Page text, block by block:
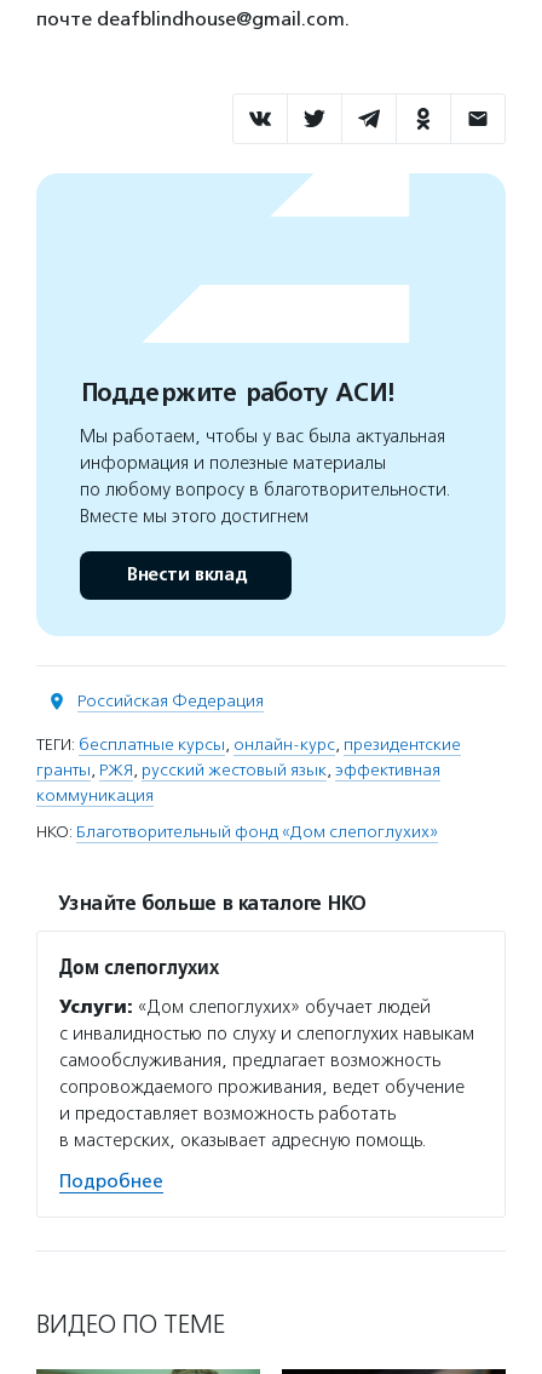
почте deafblindhouse@gmail.com.
Поддержите работу АСИ!
Мы работаем, чтобы у вас была актуальная
информация и полезные материалы
по любому вопросу в благотворительности.
Вместе мы этого достигнем
Внести вклад
Российская Федерация
ТЕГИ: бесплатные курсы, онлайн-курс, президентские
гранты, РЖЯ, русский жестовый язык, эффективная
коммуникация
НКО: Благотворительный фонд «Дом слепоглухих»
Узнайте больше в каталоге НКО
Дом слепоглухих
Услуги: «Дом слепоглухих» обучает людей
с инвалидностью по слуху и слепоглухих навыкам
самообслуживания, предлагает возможность
сопровождаемого проживания, ведет обучение
и предоставляет возможность работать
в мастерских, оказывает адресную помощь.
Подробнее
ВИДЕО ПО ТЕМЕ